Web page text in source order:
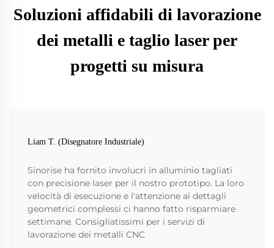
Soluzioni affidabili di lavorazione
dei metalli e taglio laser per
progetti su misura
Liam T. (Disegnatore Industriale)
Sinorise ha fornito involucri in alluminio tagliati
con precisione laser per il nostro prototipo. La loro
velocità di esecuzione e l'attenzione ai dettagli
geometrici complessi ci hanno fatto risparmiare
settimane. Consigliatissimi per i servizi di
lavorazione dei metalli CNC